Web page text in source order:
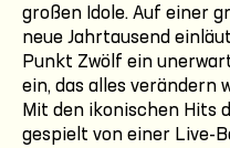
großen Idole. Auf einer
neue Jahrtausend
Punkt Zwölf ein
ein, das alles verändern
Mit den ikonischen Hits
gespielt von einer Live-